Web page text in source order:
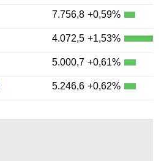
7.756,8 +0,59%
4.072,5 +1,53%
5.000,7 +0,61%
5.246,6 +0,62%